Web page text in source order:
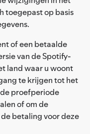
toegepast op basis
of een betaalde
van de Spotify-
land waar u woont
te krijgen tot het
proefperiode
of om de
betaling voor deze